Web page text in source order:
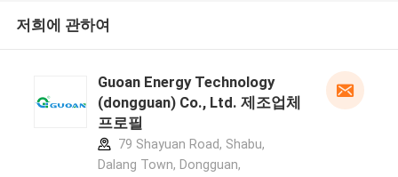
저희에 관하여
Guoan Energy Technology
(dongguan) Co., Ltd. 제조업체
프로필
79 Shayuan Road, Shabu,
Dalang Town, Dongguan,